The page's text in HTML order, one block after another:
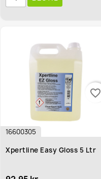
16600305
Xpertline Easy Gloss 5 Ltr
favorite_border